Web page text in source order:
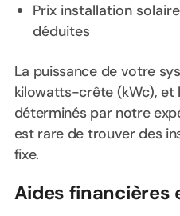
Prix installation solaire
déduites
La puissance de votre
kilowatts-crête (kWc),
déterminés par notre
est rare de trouver des
fixe.
Aides financières